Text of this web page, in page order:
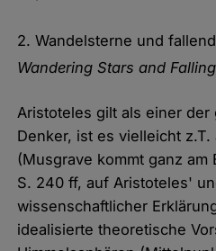
2. Wandelsterne und
Wandering Stars and
Aristoteles gilt als einer der
Denker, ist es vielleicht
(Musgrave kommt ganz am
S. 240 ff, auf Aristoteles'
wissenschaftlicher
idealisierte theoretische